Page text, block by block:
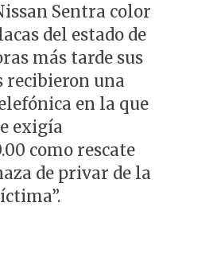
Sentra color
del estado de
más tarde sus
una
en la que
exigía
como rescate
de privar de la